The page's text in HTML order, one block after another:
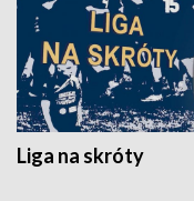
Liga na skróty